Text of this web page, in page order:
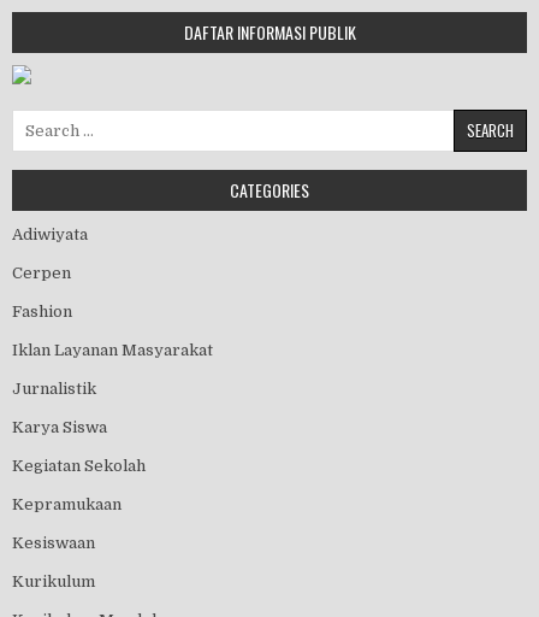
DAFTAR INFORMASI PUBLIK
Search for:
CATEGORIES
Adiwiyata
Cerpen
Fashion
Iklan Layanan Masyarakat
Jurnalistik
Karya Siswa
Kegiatan Sekolah
Kepramukaan
Kesiswaan
Kurikulum